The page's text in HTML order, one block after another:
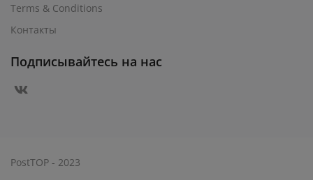
Terms & Conditions
Контакты
Подписывайтесь на нас
PostTOP - 2023